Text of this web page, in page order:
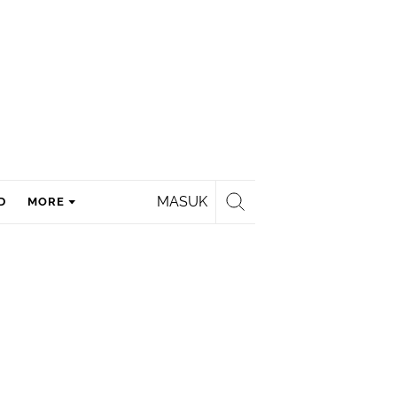
MASUK
MORE